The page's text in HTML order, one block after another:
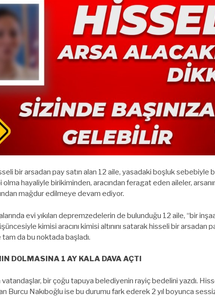
bir arsadan pay satın alan 12 aile, yasadaki boşluk sebebiyle
olma hayaliyle birikiminden, aracından feragat eden aileler,
mağdur edilmeye devam ediyor.
evi yıkılan depremzedelerin de bulunduğu 12 aile, “bir
kimisi aracını kimisi altınını satarak hisseli bir arsadan
da bu noktada başladı.
DOLMASINA 1 AY KALA DAVA AÇTI
vatandaşlar, bir çoğu tapuya belediyenin rayiç bedelini yazdı.
Burcu Nakıboğlu ise bu durumu fark ederek 2 yıl boyunca